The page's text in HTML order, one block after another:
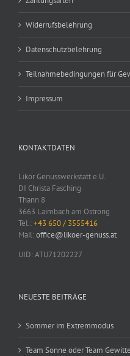
Widerrufsbelehrung
Datenschutzbelehrung
Teilnahmebedingungen für
Impressum
KONTAKTDATEN
Likör Genusswerkstatt e.U.
DI Christa Fasching
Thann 8
3663 Laimbach am Ostrong
Tel.:+43 650 / 3555416
Mail:office@likoer-genuss.at
UID: ATU71202227
NEUESTE BEITRÄGE
Sommer im Extremmodus
Team Sonne oder Team